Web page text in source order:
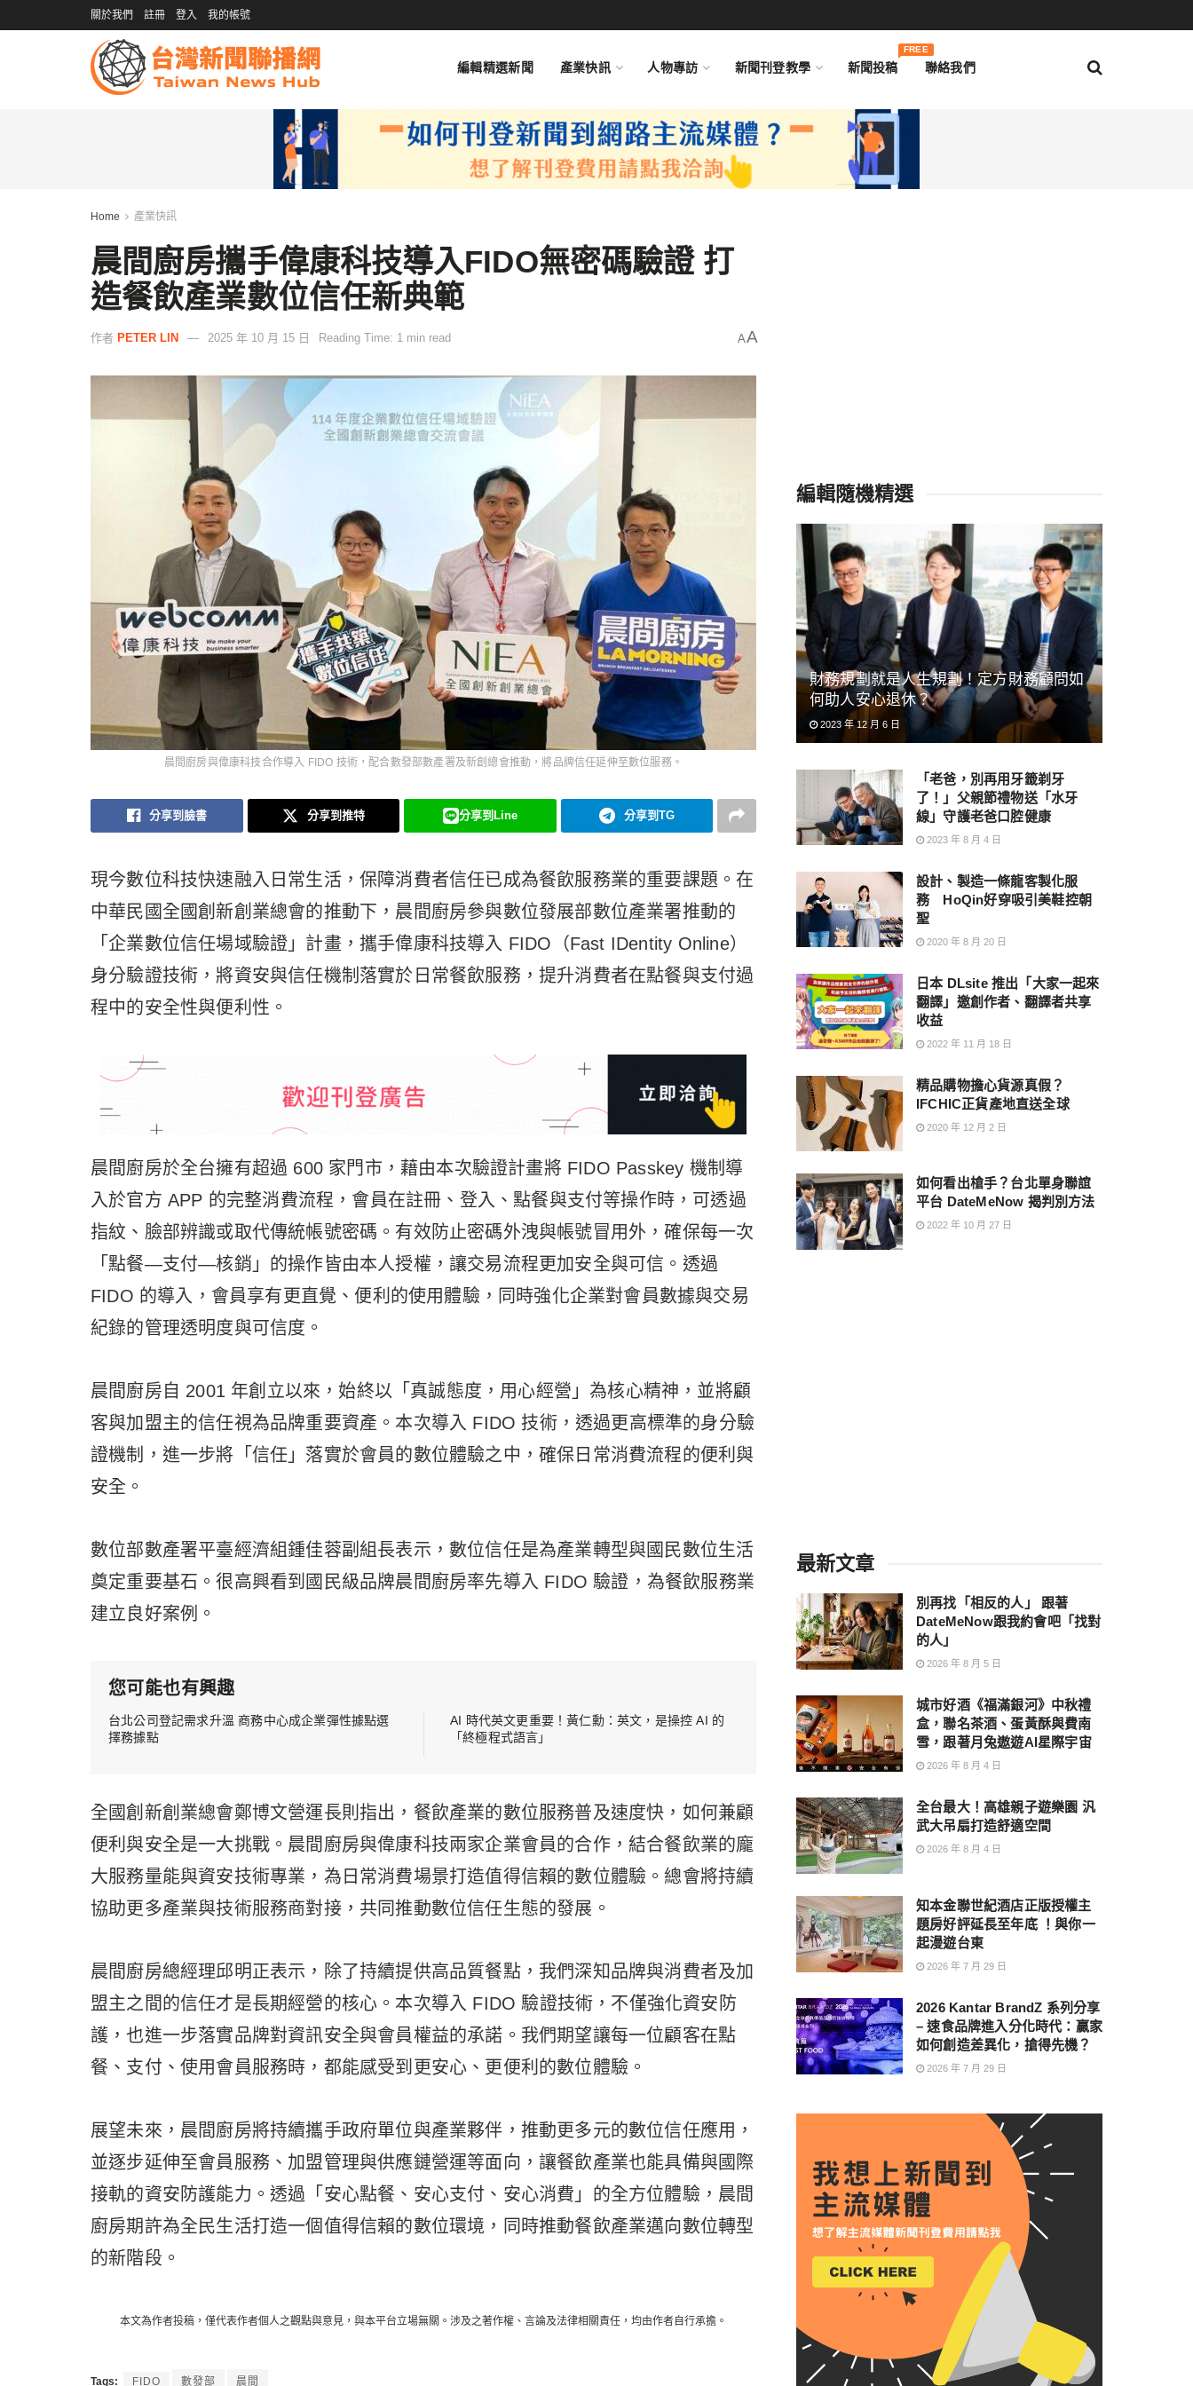
關於我們 註冊 登入 我的帳號
編輯精選新聞 產業快訊 人物專訪 新聞刊登教學 新聞投稿
FREE
聯絡我們
Home 產業快訊
晨間廚房攜手偉康科技導入FIDO無密碼驗證 打
造餐飲產業數位信任新典範
作者 PETER LIN 2025 年 10 月 15 日 Reading Time: 1 min read AA
晨間廚房與偉康科技合作導入 FIDO 技術，配合數發部數產署及新創總會推動，將品牌信任延伸至數位服務。
分享到臉書 分享到推特 分享到Line 分享到TG
現今數位科技快速融入日常生活，保障消費者信任已成為餐飲服務業的重要課題。在
中華民國全國創新創業總會的推動下，晨間廚房參與數位發展部數位產業署推動的
「企業數位信任場域驗證」計畫，攜手偉康科技導入 FIDO（Fast IDentity Online）
身分驗證技術，將資安與信任機制落實於日常餐飲服務，提升消費者在點餐與支付過
程中的安全性與便利性。
晨間廚房於全台擁有超過 600 家門市，藉由本次驗證計畫將 FIDO Passkey 機制導
入於官方 APP 的完整消費流程，會員在註冊、登入、點餐與支付等操作時，可透過
指紋、臉部辨識或取代傳統帳號密碼。有效防止密碼外洩與帳號冒用外，確保每一次
「點餐—支付—核銷」的操作皆由本人授權，讓交易流程更加安全與可信。透過
FIDO 的導入，會員享有更直覺、便利的使用體驗，同時強化企業對會員數據與交易
紀錄的管理透明度與可信度。
晨間廚房自 2001 年創立以來，始終以「真誠態度，用心經營」為核心精神，並將顧
客與加盟主的信任視為品牌重要資產。本次導入 FIDO 技術，透過更高標準的身分驗
證機制，進一步將「信任」落實於會員的數位體驗之中，確保日常消費流程的便利與
安全。
數位部數產署平臺經濟組鍾佳蓉副組長表示，數位信任是為產業轉型與國民數位生活
奠定重要基石。很高興看到國民級品牌晨間廚房率先導入 FIDO 驗證，為餐飲服務業
建立良好案例。
您可能也有興趣
台北公司登記需求升溫 商務中心成企業彈性據點選
擇務據點
AI 時代英文更重要！黃仁勳：英文，是操控 AI 的
「終極程式語言」
全國創新創業總會鄭博文營運長則指出，餐飲產業的數位服務普及速度快，如何兼顧
便利與安全是一大挑戰。晨間廚房與偉康科技兩家企業會員的合作，結合餐飲業的龐
大服務量能與資安技術專業，為日常消費場景打造值得信賴的數位體驗。總會將持續
協助更多產業與技術服務商對接，共同推動數位信任生態的發展。
晨間廚房總經理邱明正表示，除了持續提供高品質餐點，我們深知品牌與消費者及加
盟主之間的信任才是長期經營的核心。本次導入 FIDO 驗證技術，不僅強化資安防
護，也進一步落實品牌對資訊安全與會員權益的承諾。我們期望讓每一位顧客在點
餐、支付、使用會員服務時，都能感受到更安心、更便利的數位體驗。
展望未來，晨間廚房將持續攜手政府單位與產業夥伴，推動更多元的數位信任應用，
並逐步延伸至會員服務、加盟管理與供應鏈營運等面向，讓餐飲產業也能具備與國際
接軌的資安防護能力。透過「安心點餐、安心支付、安心消費」的全方位體驗，晨間
廚房期許為全民生活打造一個值得信賴的數位環境，同時推動餐飲產業邁向數位轉型
的新階段。
本文為作者投稿，僅代表作者個人之觀點與意見，與本平台立場無關。涉及之著作權、言論及法律相關責任，均由作者自行承擔。
Tags: FIDO 數發部 晨間
編輯隨機精選
財務規劃就是人生規劃！定方財務顧問如
何助人安心退休？
2023 年 12 月 6 日
「老爸，別再用牙籤剃牙
了！」父親節禮物送「水牙
線」守護老爸口腔健康
2023 年 8 月 4 日
設計、製造一條龍客製化服
務 HoQin好穿吸引美鞋控朝
聖
2020 年 8 月 20 日
日本 DLsite 推出「大家一起來
翻譯」邀創作者、翻譯者共享
收益
2022 年 11 月 18 日
精品購物擔心貨源真假？
IFCHIC正貨產地直送全球
2020 年 12 月 2 日
如何看出槍手？台北單身聯誼
平台 DateMeNow 揭判別方法
2022 年 10 月 27 日
最新文章
別再找「相反的人」 跟著
DateMeNow跟我約會吧「找對
的人」
2026 年 8 月 5 日
城市好酒《福滿銀河》中秋禮
盒，聯名茶酒、蛋黃酥與費南
雪，跟著月兔遨遊AI星際宇宙
2026 年 8 月 4 日
全台最大！高雄親子遊樂園 汎
武大吊扇打造舒適空間
2026 年 8 月 4 日
知本金聯世紀酒店正版授權主
題房好評延長至年底 ！與你一
起漫遊台東
2026 年 7 月 29 日
2026 Kantar BrandZ 系列分享
– 速食品牌進入分化時代：贏家
如何創造差異化，搶得先機？
2026 年 7 月 29 日